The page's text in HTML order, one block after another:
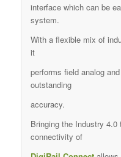
interface which can be
system.
With a flexible mix of
it
performs field analog
outstanding
accuracy.
Bringing the Industry
connectivity of